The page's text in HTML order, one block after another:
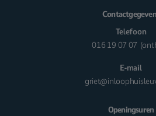
Telefoon
016 19 07 07
E-mail
Openingsuren